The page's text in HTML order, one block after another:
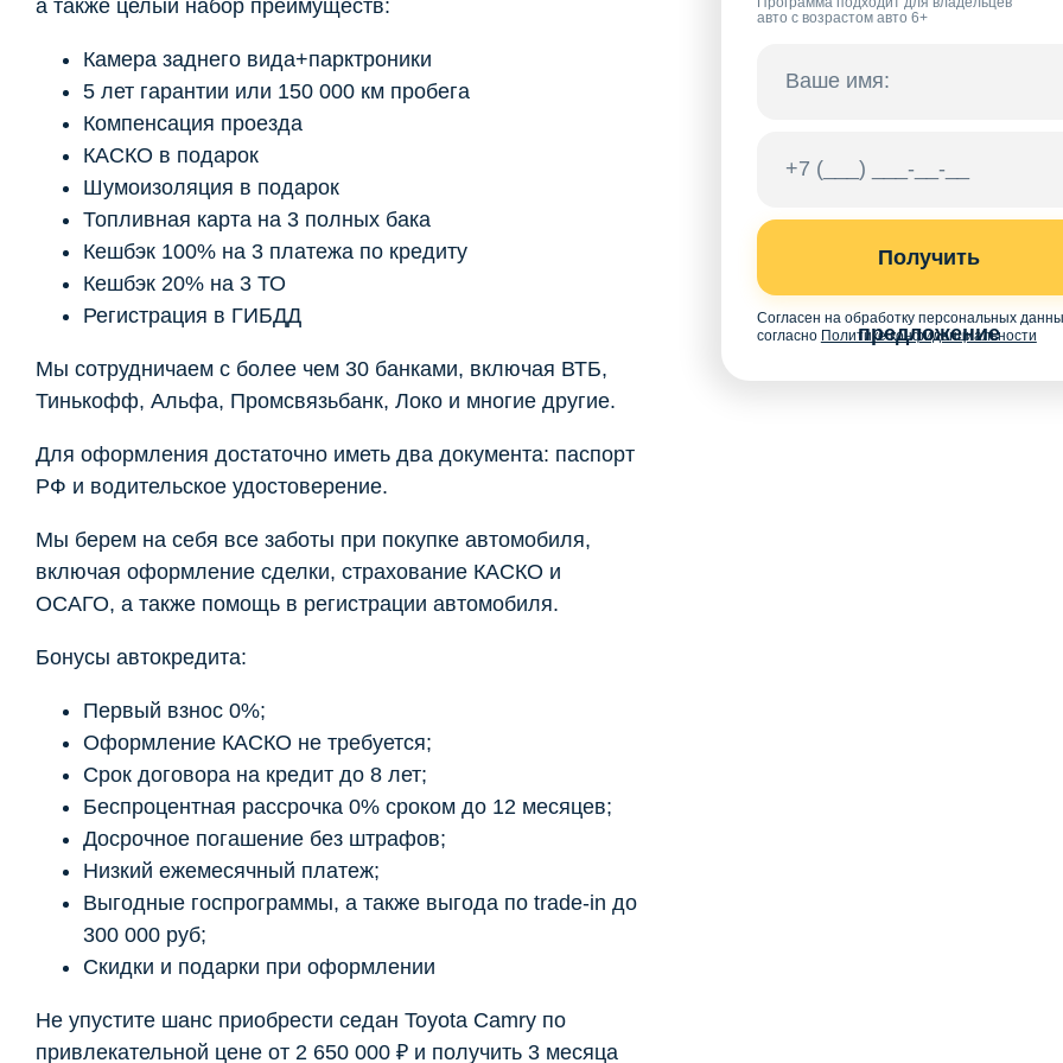
а также целый набор преимуществ:
Камера заднего вида+парктроники
5 лет гарантии или 150 000 км пробега
Компенсация проезда
КАСКО в подарок
Шумоизоляция в подарок
Топливная карта на 3 полных бака
Кешбэк 100% на 3 платежа по кредиту
Кешбэк 20% на 3 ТО
Регистрация в ГИБДД
Мы сотрудничаем с более чем 30 банками, включая ВТБ,
Тинькофф, Альфа, Промсвязьбанк, Локо и многие другие.
Для оформления достаточно иметь два документа: паспорт
РФ и водительское удостоверение.
Мы берем на себя все заботы при покупке автомобиля,
включая оформление сделки, страхование КАСКО и
ОСАГО, а также помощь в регистрации автомобиля.
Бонусы автокредита:
Первый взнос 0%;
Оформление КАСКО не требуется;
Срок договора на кредит до 8 лет;
Беспроцентная рассрочка 0% сроком до 12 месяцев;
Досрочное погашение без штрафов;
Низкий ежемесячный платеж;
Выгодные госпрограммы, а также выгода по trade-in до
300 000 руб;
Скидки и подарки при оформлении
Не упустите шанс приобрести седан Toyota Camry по
привлекательной цене от 2 650 000 ₽ и получить 3 месяца
авто с возрастом авто 6+
Получить
предложение
Согласен на обработку персональных
согласно Политике конфиденциальности